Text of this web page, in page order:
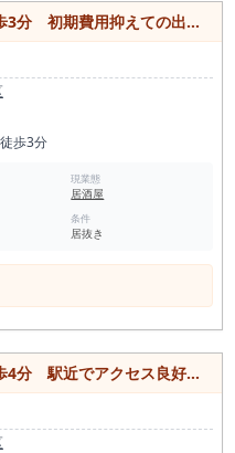
費用抑えての出店！焼肉居抜き物件
徒歩3分
現業態
居酒屋
条件
居抜き
でアクセス良好！焼肉居抜き物件